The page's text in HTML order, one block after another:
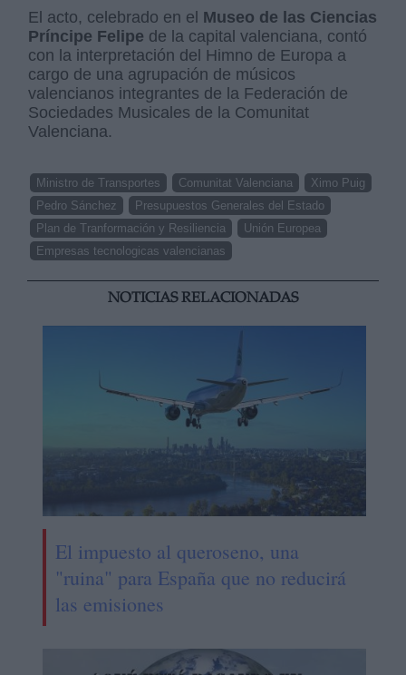
El acto, celebrado en el Museo de las Ciencias
Príncipe Felipe de la capital valenciana, contó
con la interpretación del Himno de Europa a
cargo de una agrupación de músicos
valencianos integrantes de la Federación de
Sociedades Musicales de la Comunitat
Valenciana.
Ministro de Transportes Comunitat Valenciana
Ximo Puig
Pedro Sánchez
Presupuestos Generales del Estado
Plan de Tranformación y Resiliencia
Unión Europea
Empresas tecnologicas valencianas
NOTICIAS RELACIONADAS
El impuesto al queroseno, una
"ruina" para España que no reducirá
las emisiones